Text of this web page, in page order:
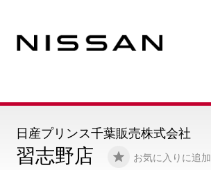
習志野店 お気に入りに追加
日産プリンス千葉販売株式会社